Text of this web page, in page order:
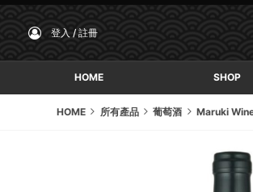
登入 / 註冊
HOME SHOP
HOME 所有產品 葡萄酒 Maruki